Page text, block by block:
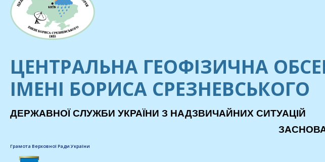
ЦЕНТРАЛЬНА ГЕОФІЗИЧНА
ІМЕНІ БОРИСА СРЕЗНЕВСЬКОГО
ДЕРЖАВНОЇ СЛУЖБИ УКРАЇНИ З НАДЗВИЧАЙНИХ СИТУАЦІЙ
Грамота Верховної Ради України